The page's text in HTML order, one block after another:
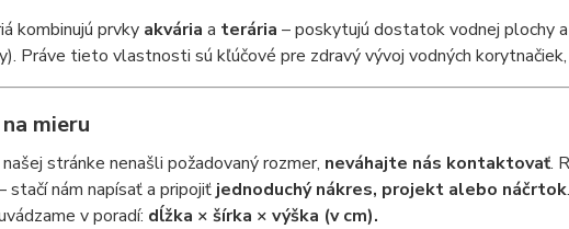
kombinujú prvky akvária a terária – poskytujú dostatok vodnej plochy
Práve tieto vlastnosti sú kľúčové pre zdravý vývoj vodných korytnačiek,
mieru
stránke nenašli požadovaný rozmer, neváhajte nás kontaktovať.
stačí nám napísať a pripojiť jednoduchý nákres, projekt alebo náčrtok.
v poradí: dĺžka × šírka × výška (v cm).